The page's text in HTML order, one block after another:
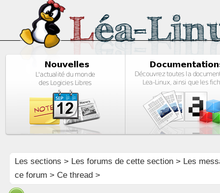
Les sections > Les forums de cette section> Les
ce forum > Ce thread >